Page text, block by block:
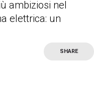
ambiziosi nel
elettrica: un
SHARE